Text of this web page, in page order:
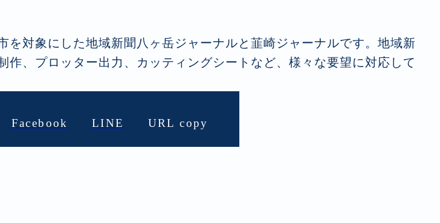
対象にした地域新聞八ヶ岳ジャーナルと韮崎ジャーナルです。地域新
、プロッター出力、カッティングシートなど、様々な要望に対応して
Facebook LINE URL copy